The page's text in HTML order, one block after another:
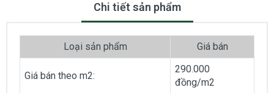
Chi tiết sản phẩm
Loại sản phẩm Giá bán
Giá bán theo m2:
290.000
đồng/m2